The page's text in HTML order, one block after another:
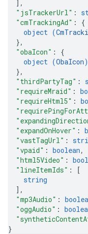
] ,
"jsTrackerUrl" :
"cmTrackingAd" : {
object (
},
"obaIcon" : {
object (ObaIcon)
},
"thirdPartyTag" :
"requireMraid" :
"requireHtml5" :
"expandOnHover" :
"vastTagUrl" :
"vpaid" : boolean,
"html5Video" :
"lineItemIds" :
[
string
] ,
"mp3Audio" :
"oggAudio" :
}